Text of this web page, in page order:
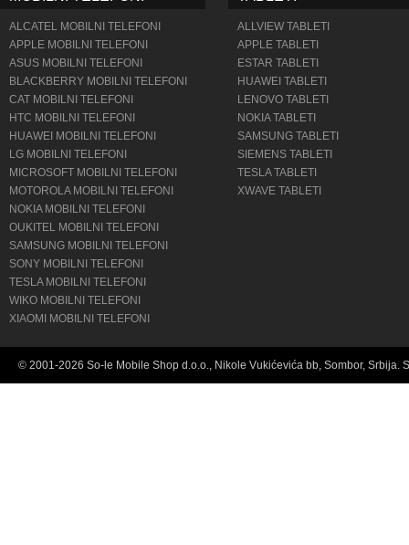
ALCATEL MOBILNI TELEFONI
APPLE MOBILNI TELEFONI
ASUS MOBILNI TELEFONI
BLACKBERRY MOBILNI TELEFONI
CAT MOBILNI TELEFONI
HTC MOBILNI TELEFONI
HUAWEI MOBILNI TELEFONI
LG MOBILNI TELEFONI
MICROSOFT MOBILNI TELEFONI
MOTOROLA MOBILNI TELEFONI
NOKIA MOBILNI TELEFONI
OUKITEL MOBILNI TELEFONI
SAMSUNG MOBILNI TELEFONI
SONY MOBILNI TELEFONI
TESLA MOBILNI TELEFONI
WIKO MOBILNI TELEFONI
XIAOMI MOBILNI TELEFONI
ALLVIEW TABLETI
APPLE TABLETI
ESTAR TABLETI
HUAWEI TABLETI
LENOVO TABLETI
NOKIA TABLETI
SAMSUNG TABLETI
SIEMENS TABLETI
TESLA TABLETI
XWAVE TABLETI
© 2001-2026 So-le Mobile Shop d.o.o., Nikole Vukićevića bb, Sombor, Srbija.